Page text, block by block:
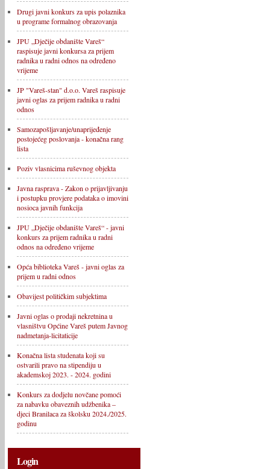
Drugi javni konkurs za upis polaznika
u programe formalnog obrazovanja
JPU „Dječije obdanište Vareš“
raspisuje javni konkursa za prijem
radnika u radni odnos na određeno
vrijeme
JP "Vareš-stan" d.o.o. Vareš raspisuje
javni oglas za prijem radnika u radni
odnos
Samozapošljavanje/unaprijeđenje
postojećeg poslovanja - konačna rang
lista
Poziv vlasnicima ruševnog objekta
Javna rasprava - Zakon o prijavljivanju
i postupku provjere podataka o imovini
nosioca javnih funkcija
JPU „Dječije obdanište Vareš“ - javni
konkurs za prijem radnika u radni
odnos na određeno vrijeme
Opća biblioteka Vareš - javni oglas za
prijem u radni odnos
Obavijest političkim subjektima
Javni oglas o prodaji nekretnina u
vlasništvu Općine Vareš putem Javnog
nadmetanja-licitaticije
Konačna lista studenata koji su
ostvarili pravo na stipendiju u
akademskoj 2023. - 2024. godini
Konkurs za dodjelu novčane pomoći
za nabavku obaveznih udžbenika –
djeci Branilaca za školsku 2024./2025.
godinu
Login